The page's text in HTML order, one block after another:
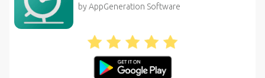
by AppGeneration Software